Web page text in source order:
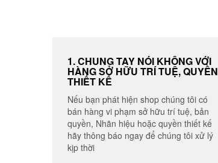
1. CHUNG TAY NÓI KHÔNG VỚI
HÀNG SỞ HỮU TRÍ TUỆ, QUYỀN
THIẾT KẾ
Nếu bạn phát hiện shop chúng tôi có
bán hàng vi phạm sở hữu trí tuệ, bản
quyền, Nhãn hiệu hoặc quyền thiết kế
hãy thông báo ngay để chúng tôi xử lý
kịp thời